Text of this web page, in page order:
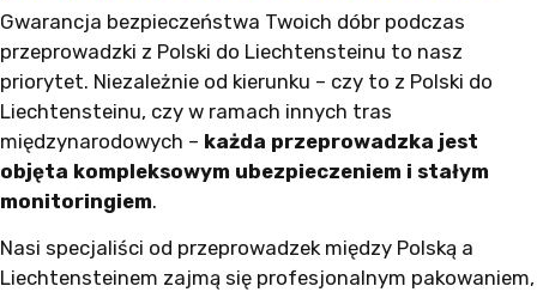
Gwarancja bezpieczeństwa Twoich dóbr podczas
przeprowadzki z Polski do Liechtensteinu to nasz
priorytet. Niezależnie od kierunku – czy to z Polski do
Liechtensteinu, czy w ramach innych tras
międzynarodowych – każda przeprowadzka jest
objęta kompleksowym ubezpieczeniem i stałym
monitoringiem.
Nasi specjaliści od przeprowadzek między Polską a
Liechtensteinem zajmą się profesjonalnym pakowaniem,